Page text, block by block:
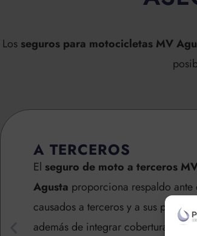
Los seguros para motocicletas MV
A TERCEROS
El seguro de moto a terceros
Agusta proporciona respaldo ante
causados a terceros y a sus
además de integrar coberturas